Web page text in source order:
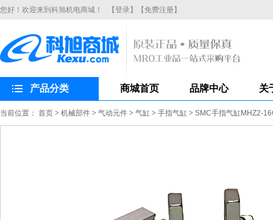
您好！欢迎来到科旭机电商城！ 【登录】 【免费注册】
产品分类 商城首页 品牌中心 关
当前位置： 首页 > 机械部件 > 气动元件 > 气缸 > 手指气缸 > SMC手指气缸MHZ2-